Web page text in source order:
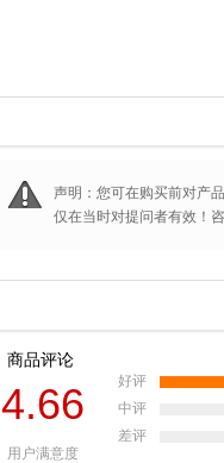
声明：您可在购买前对产
仅在当时对提问者有效！
商品评论
4.66
用户满意度
好评
中评
差评